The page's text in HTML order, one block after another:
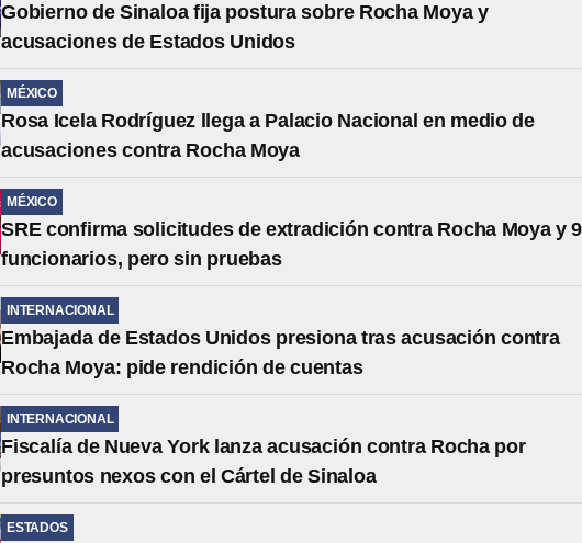
Gobierno de Sinaloa fija postura sobre Rocha Moya y
acusaciones de Estados Unidos
MÉXICO
Rosa Icela Rodríguez llega a Palacio Nacional en medio de
acusaciones contra Rocha Moya
MÉXICO
SRE confirma solicitudes de extradición contra Rocha Moya y 9
funcionarios, pero sin pruebas
INTERNACIONAL
Embajada de Estados Unidos presiona tras acusación contra
Rocha Moya: pide rendición de cuentas
INTERNACIONAL
Fiscalía de Nueva York lanza acusación contra Rocha por
presuntos nexos con el Cártel de Sinaloa
ESTADOS